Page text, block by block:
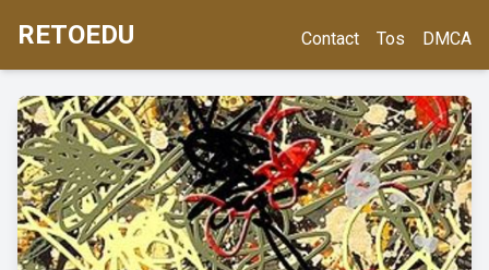
RETOEDU Contact Tos DMCA